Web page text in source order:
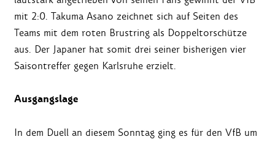
mit 2:0. Takuma Asano zeichnet sich auf Seiten des
Teams mit dem roten Brustring als Doppeltorschütze
aus. Der Japaner hat somit drei seiner bisherigen vier
Saisontreffer gegen Karlsruhe erzielt.
Ausgangslage
In dem Duell an diesem Sonntag ging es für den VfB um